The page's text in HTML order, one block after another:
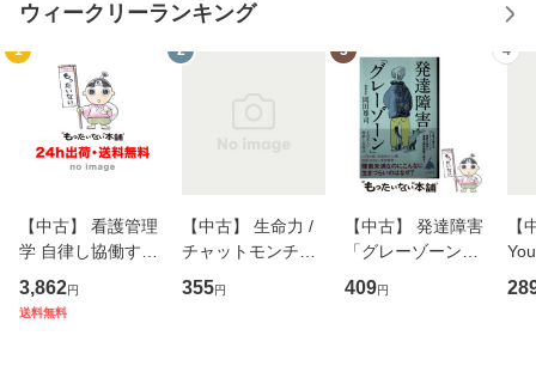
ウィークリーランキング
1
【中古】 看護管理
学 自律し協働する
専門職の看護マネ
ジメントスキル 改
3,862円
送料無料
2
【中古】 生命力 /
チャットモンチー /
キューンレコード
[CD]【メール便送
355円
3
【中古】 発達障害
「グレーゾーン」
その正しい理解と
克服法 (SB新書 57
409円
4
【
のが